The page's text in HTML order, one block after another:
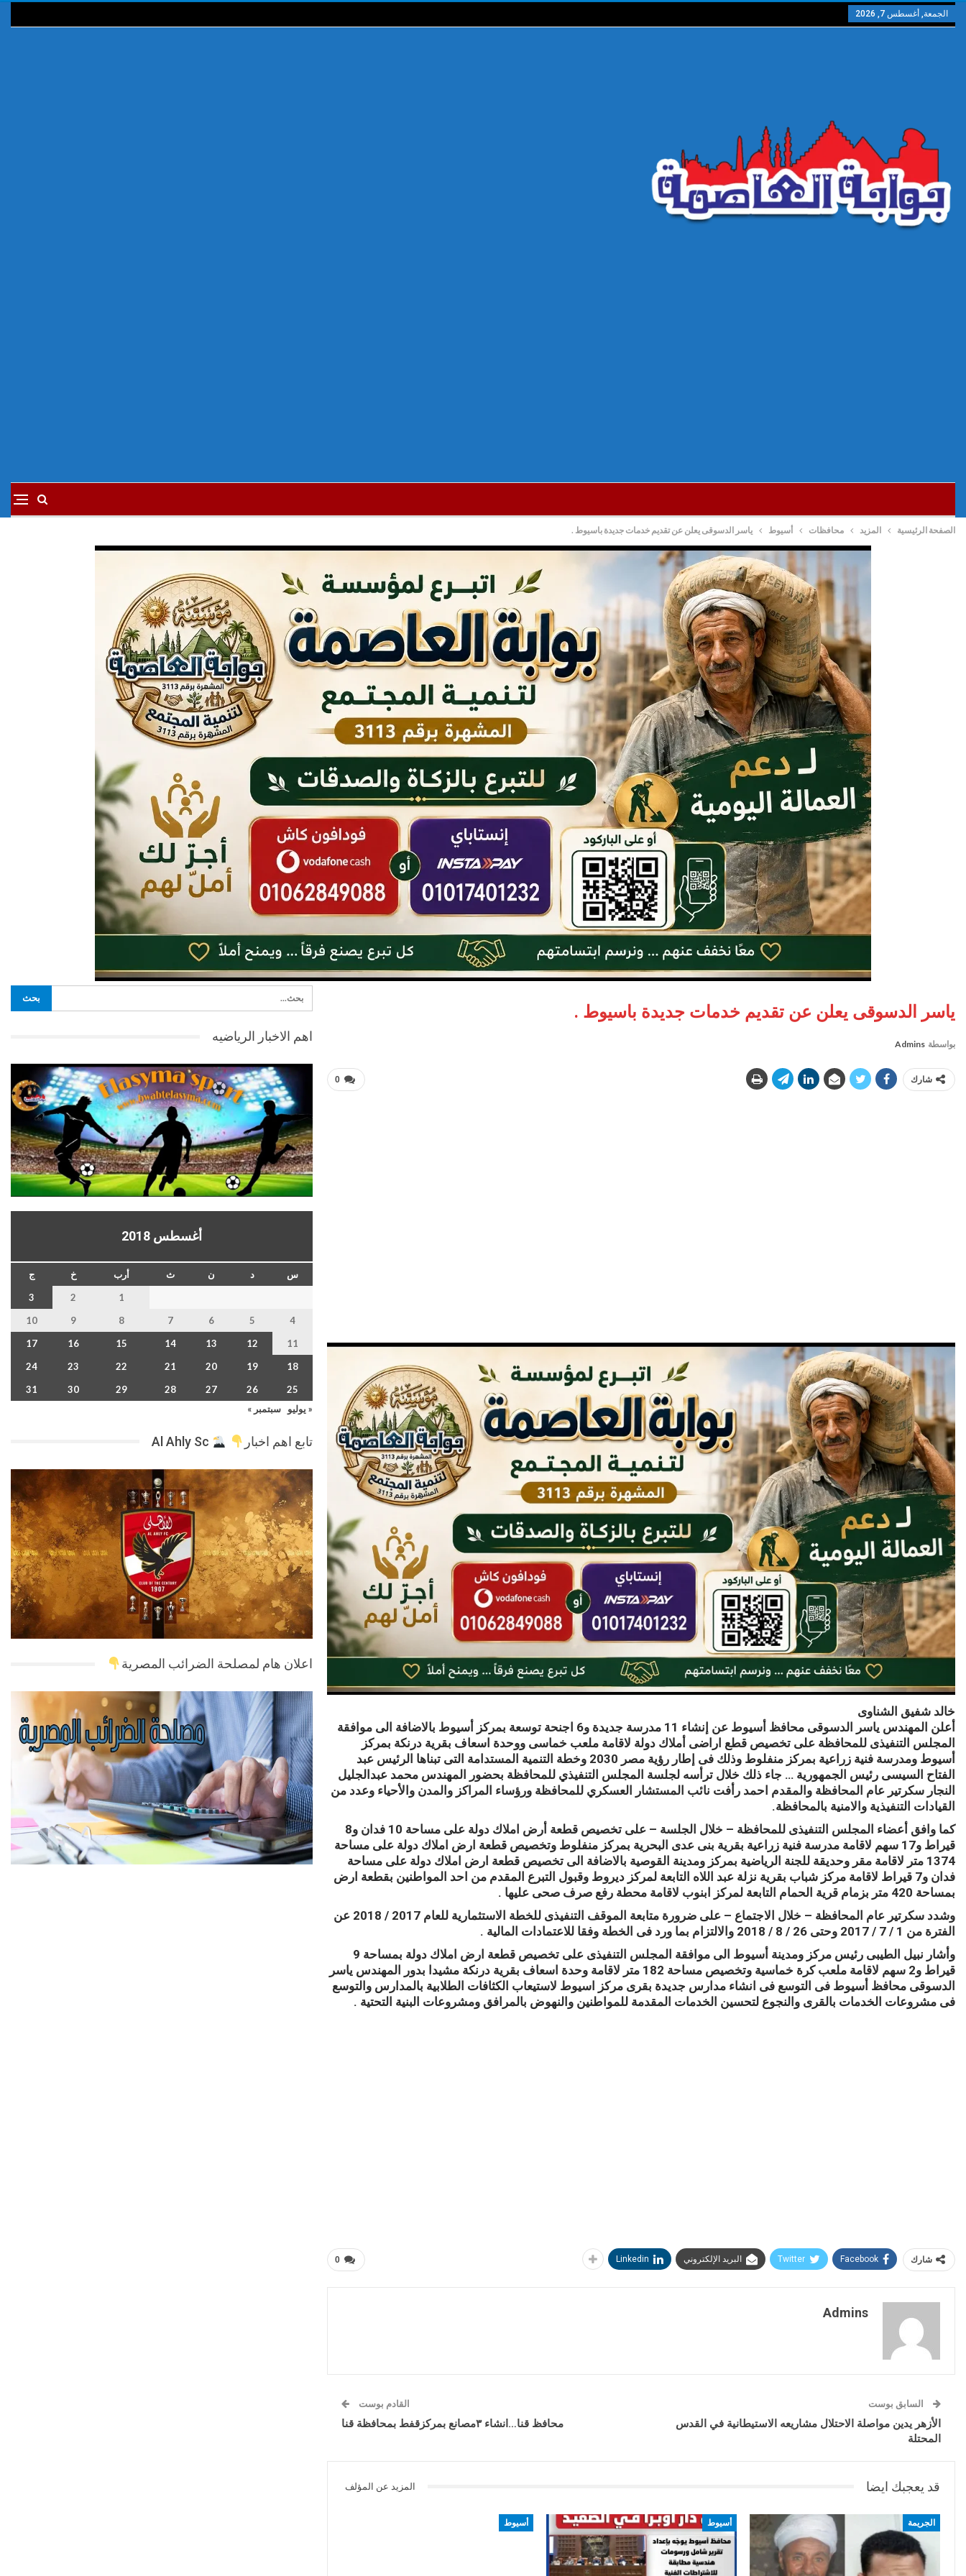
الجمعة, أغسطس 7, 2026
الصفحة الرئيسية المزيد محافظات أسيوط ياسر الدسوقى يعلن عن تقديم خدمات جديدة باسيوط .
ياسر الدسوقى يعلن عن تقديم خدمات جديدة باسيوط .
بواسطة Admins
0 شارك
خالد شفيق الشناوى
أعلن المهندس ياسر الدسوقى محافظ أسيوط عن إنشاء 11 مدرسة جديدة و6 اجنحة توسعة بمركز أسيوط بالاضافة الى موافقة
المجلس التنفيذى للمحافظة على تخصيص قطع اراضى أملاك دولة لاقامة ملعب خماسى ووحدة اسعاف بقرية درنكة بمركز
أسيوط ومدرسة فنية زراعية بمركز منفلوط وذلك فى إطار رؤية مصر 2030 وخطة التنمية المستدامة التى تبناها الرئيس عبد
الفتاح السيسى رئيس الجمهورية … جاء ذلك خلال ترأسه لجلسة المجلس التنفيذي للمحافظة بحضور المهندس محمد عبدالجليل
النجار سكرتير عام المحافظة والمقدم احمد رأفت نائب المستشار العسكري للمحافظة ورؤساء المراكز والمدن والأحياء وعدد من
القيادات التنفيذية والامنية بالمحافظة.
كما وافق أعضاء المجلس التنفيذى للمحافظة – خلال الجلسة – على تخصيص قطعة أرض املاك دولة على مساحة 10 فدان و8
قيراط و17 سهم لاقامة مدرسة فنية زراعية بقرية بنى عدى البحرية بمركز منفلوط وتخصيص قطعة ارض املاك دولة على مساحة
1374 متر لاقامة مقر وحديقة للجنة الرياضية بمركز ومدينة القوصية بالاضافة الى تخصيص قطعة ارض املاك دولة على مساحة
فدان و7 قيراط لاقامة مركز شباب بقرية نزلة عبد اللاه التابعة لمركز ديروط وقبول التبرع المقدم من احد المواطنين بقطعة ارض
بمساحة 420 متر بزمام قرية الحمام التابعة لمركز ابنوب لاقامة محطة رفع صرف صحى عليها .
وشدد سكرتير عام المحافظة – خلال الاجتماع – على ضرورة متابعة الموقف التنفيذى للخطة الاستثمارية للعام 2017 / 2018 عن
الفترة من 1 / 7 / 2017 وحتى 26 / 8 / 2018 والالتزام بما ورد فى الخطة وفقا للاعتمادات المالية .
وأشار نبيل الطيبى رئيس مركز ومدينة أسيوط الى موافقة المجلس التنفيذى على تخصيص قطعة ارض املاك دولة بمساحة 9
قيراط و2 سهم لاقامة ملعب كرة خماسية وتخصيص مساحة 182 متر لاقامة وحدة اسعاف بقرية درنكة مشيدا بدور المهندس ياسر
الدسوقى محافظ أسيوط فى التوسع فى انشاء مدارس جديدة بقرى مركز اسيوط لاستيعاب الكثافات الطلابية بالمدارس والتوسع
فى مشروعات الخدمات بالقرى والنجوع لتحسين الخدمات المقدمة للمواطنين والنهوض بالمرافق ومشروعات البنية التحتية .
0 شارك Facebook
Twitter البريد الإلكتروني Linkedin
Admins
السابق بوست
الأزهر يدين مواصلة الاحتلال مشاريعه الاستيطانية في القدس
المحتلة
القادم بوست
محافظ قنا…انشاء ٣مصانع بمركزقفط بمحافظة قنا
قد يعجبك ايضا المزيد عن المؤلف
الجريمة أسيوط أسيوط
اهم الاخبار الرياضيه
أغسطس 2018
س د ن ث أرب خ
ج
1
2
3
4
5
6
7
8
9
10
11
12
13
14
15
16
17
18
19
20
21
22
23
24
25
26
27
28
29
30
31
« يوليو
سبتمبر »
تابع اهم اخبار
اعلان هام لمصلحة الضرائب المصرية